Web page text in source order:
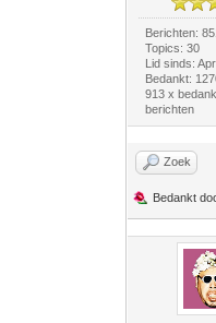
Berichten:
Topics: 30
Lid sinds:
Bedankt:
913 x
berichten
Zoek
Bedankt